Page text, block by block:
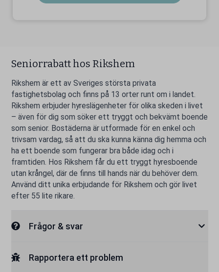
Seniorrabatt hos Rikshem
Rikshem är ett av Sveriges största privata
fastighetsbolag och finns på 13 orter runt om i landet.
Rikshem erbjuder hyreslägenheter för olika skeden i livet
– även för dig som söker ett tryggt och bekvämt boende
som senior. Bostäderna är utformade för en enkel och
trivsam vardag, så att du ska kunna känna dig hemma och
ha ett boende som fungerar bra både idag och i
framtiden. Hos Rikshem får du ett tryggt hyresboende
utan krångel, där de finns till hands när du behöver dem.
Använd ditt unika erbjudande för Rikshem och gör livet
efter 55 lite rikare.
Frågor & svar
Rapportera ett problem